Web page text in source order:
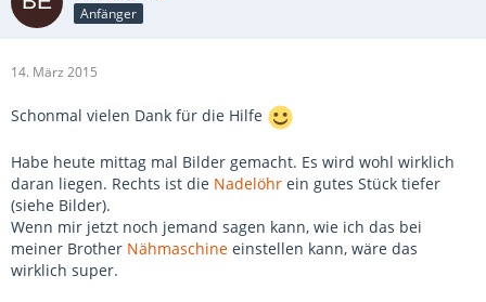
Anfänger
14. März 2015
Schonmal vielen Dank für die Hilfe
Habe heute mittag mal Bilder gemacht. Es wird wohl wirklich
daran liegen. Rechts ist die Nadelöhr ein gutes Stück tiefer
(siehe Bilder).
Wenn mir jetzt noch jemand sagen kann, wie ich das bei
meiner Brother Nähmaschine einstellen kann, wäre das
wirklich super.